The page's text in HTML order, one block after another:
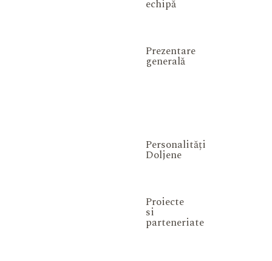
echipă
Prezentare
generală
Personalități
Doljene
Proiecte
si
parteneriate